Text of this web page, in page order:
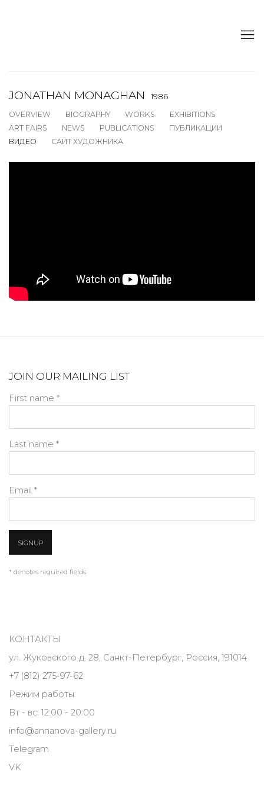
JONATHAN MONAGHAN
1986
OVERVIEW
BIOGRAPHY WORKS
EXHIBITIONS
ART FAIRS
NEWS PUBLICATIONS
ПУБЛИКАЦИИ
ВИДЕО
САЙТ ХУДОЖНИКА
JOIN OUR MAILING LIST
First name *
Last name *
Email *
SIGNUP
* denotes required fields
КОНТАКТЫ
ул. Жуковского д. 28, Санкт-Петербург, Россия, 191014
+7 (812) 275-97-62
Режим работы:
Вт - вс: 12:00 - 20:00
info@annanova-gallery.ru
Telegram
VK